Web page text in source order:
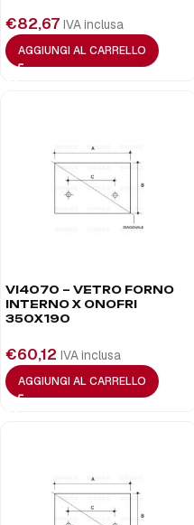
€82,67 IVA inclusa
AGGIUNGI AL CARRELLO
VI4070 – VETRO FORNO
INTERNO X ONOFRI
350X190
€60,12 IVA inclusa
AGGIUNGI AL CARRELLO